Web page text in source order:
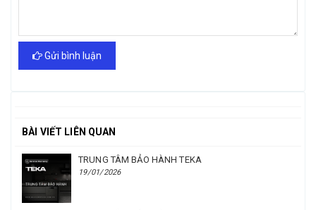
Gửi bình luận
BÀI VIẾT LIÊN QUAN
TRUNG TÂM BẢO HÀNH TEKA
19/01/2026